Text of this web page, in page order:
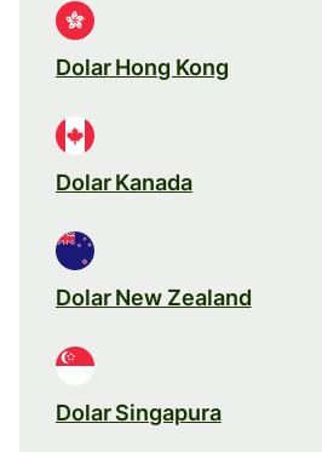
Dolar Hong Kong
Dolar Kanada
Dolar New Zealand
Dolar Singapura